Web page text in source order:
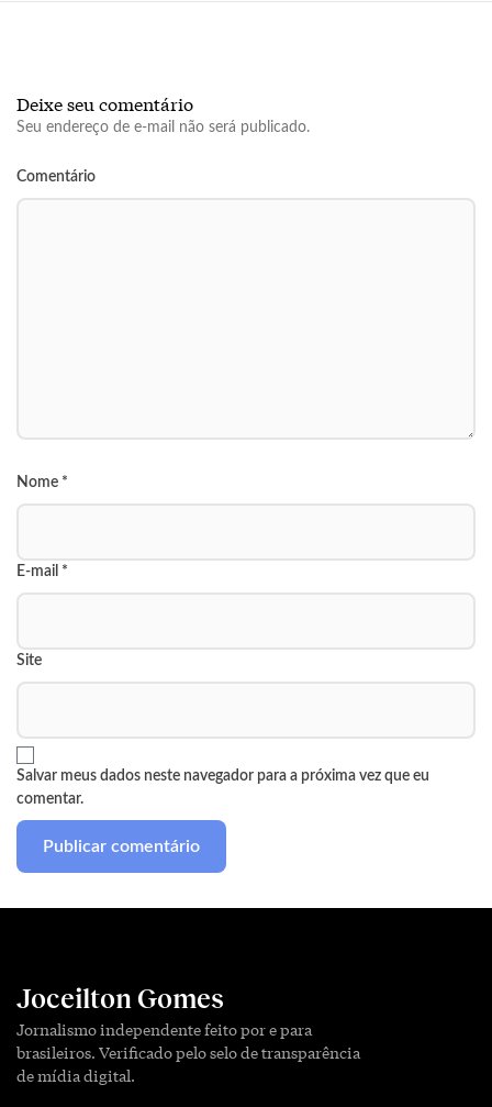
Deixe seu comentário
Seu endereço de e-mail não será publicado.
Comentário
Nome *
E-mail *
Site
Salvar meus dados neste navegador para a próxima vez que eu
comentar.
Joceilton Gomes
Jornalismo independente feito por e para
brasileiros. Verificado pelo selo de transparência
de mídia digital.